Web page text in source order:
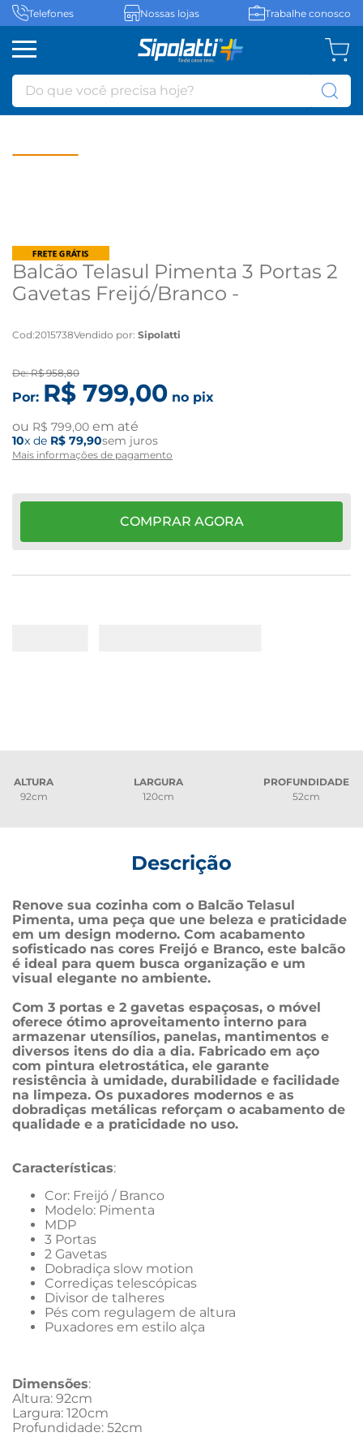
Telefones Nossas lojas Trabalhe conosco
Do que você precisa hoje?
Balcão Telasul Pimenta 3 Portas 2
Gavetas Freijó/Branco -
Cod:2015738Vendido por: Sipolatti
De:R$ 958,80
Por: R$ 799,00 no pix
ou R$ 799,00 em até
10x de R$ 79,90sem juros
Mais informações de pagamento
COMPRAR AGORA
ALTURA
92cm
LARGURA
120cm
PROFUNDIDADE
52cm
Descrição
Renove sua cozinha com o Balcão Telasul
Pimenta, uma peça que une beleza e praticidade
em um design moderno. Com acabamento
sofisticado nas cores Freijó e Branco, este balcão
é ideal para quem busca organização e um
visual elegante no ambiente.
Com 3 portas e 2 gavetas espaçosas, o móvel
oferece ótimo aproveitamento interno para
armazenar utensílios, panelas, mantimentos e
diversos itens do dia a dia. Fabricado em aço
com pintura eletrostática, ele garante
resistência à umidade, durabilidade e facilidade
na limpeza. Os puxadores modernos e as
dobradiças metálicas reforçam o acabamento de
qualidade e a praticidade no uso.
Características:
Cor: Freijó / Branco
Modelo: Pimenta
MDP
3 Portas
2 Gavetas
Dobradiça slow motion
Corrediças telescópicas
Divisor de talheres
Pés com regulagem de altura
Puxadores em estilo alça
Dimensões:
Altura: 92cm
Largura: 120cm
Profundidade: 52cm